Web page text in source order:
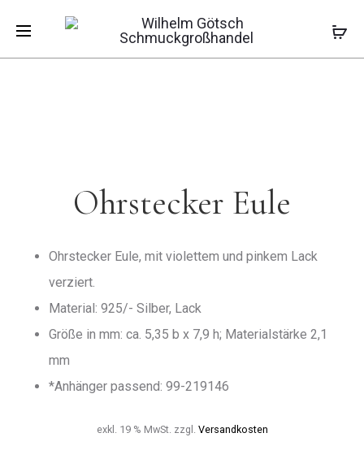
ENGEL
Start Kinderschmuck
Kinderohrstecker
Ohrstecker Eule
Ohrstecker Eule, mit violettem und pinkem Lack
verziert.
Material: 925/- Silber, Lack
Größe in mm: ca. 5,35 b x 7,9 h; Materialstärke 2,1
mm
*Anhänger passend: 99-219146
exkl. 19 % MwSt. zzgl. Versandkosten